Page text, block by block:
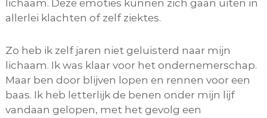
lichaam. Deze emoties kunnen zich gaan uiten in
allerlei klachten of zelf ziektes.
Zo heb ik zelf jaren niet geluisterd naar mijn
lichaam. Ik was klaar voor het ondernemerschap.
Maar ben door blijven lopen en rennen voor een
baas. Ik heb letterlijk de benen onder mijn lijf
vandaan gelopen, met het gevolg een